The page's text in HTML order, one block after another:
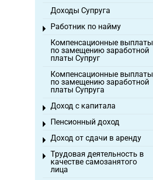
Доходы Супруга
Работник по найму
Toggle menu
Компенсационные выплаты
по замещению заработной
платы Супруг
Компенсационные выплаты
по замещению заработной
платы Супруга
Доход с капитала
Toggle menu
Пенсионный доход
Toggle menu
Доход от сдачи в аренду
Toggle menu
Трудовая деятельность в
качестве самозанятого
лица
Toggle menu